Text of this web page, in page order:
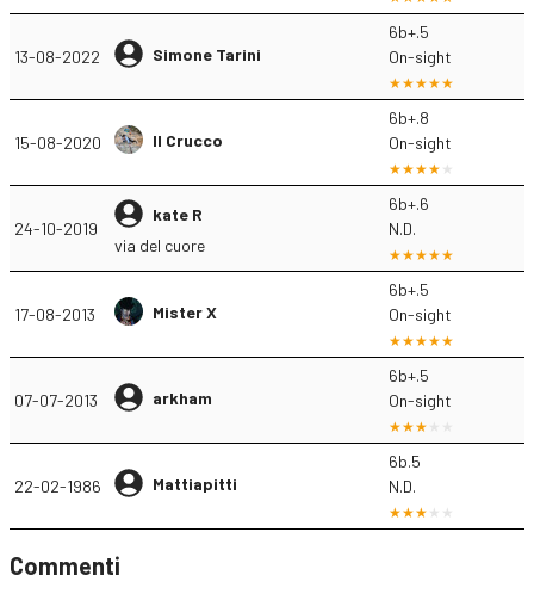
13-08-2022 Simone Tarini
6b+.5
On-sight
15-08-2020 Il Crucco
6b+.8
On-sight
24-10-2019
kate R
via del cuore
6b+.6
N.D.
17-08-2013 Mister X
6b+.5
On-sight
07-07-2013 arkham
6b+.5
On-sight
22-02-1986 Mattiapitti
6b.5
N.D.
Commenti